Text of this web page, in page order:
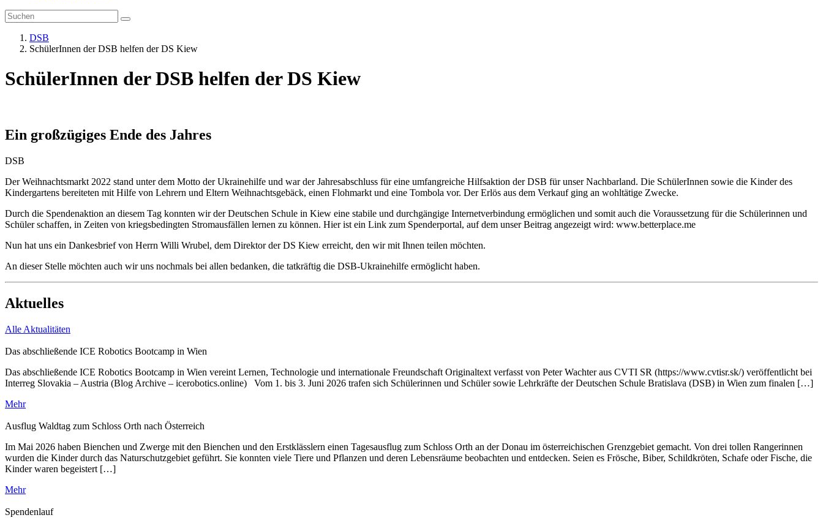
DSB
SchülerInnen der DSB helfen der DS Kiew
SchülerInnen der DSB helfen der DS Kiew
Ein großzügiges Ende des Jahres
DSB
Der Weihnachtsmarkt 2022 stand unter dem Motto der Ukrainehilfe und war der Jahresabschluss für eine umfangreiche Hilfsaktion der DSB für unser Nachbarland. Die SchülerInnen sowie die Kinder des
Kindergartens bereiteten mit Hilfe von Lehrern und Eltern Weihnachtsgebäck, einen Flohmarkt und eine Tombola vor. Der Erlös aus dem Verkauf ging an wohltätige Zwecke.
Durch die Spendenaktion an diesem Tag konnten wir der Deutschen Schule in Kiew eine stabile und durchgängige Internetverbindung ermöglichen und somit auch die Voraussetzung für die Schülerinnen und
Schüler schaffen, in Zeiten von kriegsbedingten Stromausfällen lernen zu können. Hier ist ein Link zum Spenderportal, auf dem unser Beitrag angezeigt wird: www.betterplace.me
Nun hat uns ein Dankesbrief von Herrn Willi Wrubel, dem Direktor der DS Kiew erreicht, den wir mit Ihnen teilen möchten.
An dieser Stelle möchten auch wir uns nochmals bei allen bedanken, die tatkräftig die DSB-Ukrainehilfe ermöglicht haben.
Aktuelles
Alle Aktualitäten
Das abschließende ICE Robotics Bootcamp in Wien
Das abschließende ICE Robotics Bootcamp in Wien vereint Lernen, Technologie und internationale Freundschaft Originaltext verfasst von Peter Wachter aus CVTI SR (https://www.cvtisr.sk/) veröffentlicht bei
Interreg Slovakia – Austria (Blog Archive – icerobotics.online) Vom 1. bis 3. Juni 2026 trafen sich Schülerinnen und Schüler sowie Lehrkräfte der Deutschen Schule Bratislava (DSB) in Wien zum finalen […]
Mehr
Ausflug Waldtag zum Schloss Orth nach Österreich
Im Mai 2026 haben Bienchen und Zwerge mit den Bienchen und den Erstklässlern einen Tagesausflug zum Schloss Orth an der Donau im österreichischen Grenzgebiet gemacht. Von drei tollen Rangerinnen
wurden die Kinder durch das Naturschutzgebiet geführt. Sie konnten viele Tiere und Pflanzen und deren Lebensräume beobachten und entdecken. Seien es Frösche, Biber, Schildkröten, Schafe oder Fische, die
Kinder waren begeistert […]
Mehr
Spendenlauf